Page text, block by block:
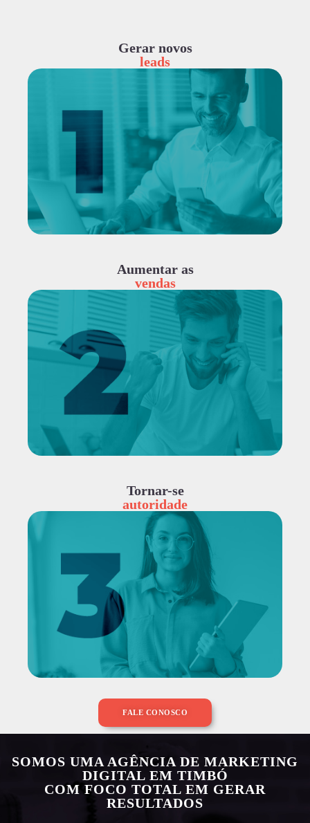
Gerar novos
leads
Aumentar as
vendas
Tornar-se
autoridade
FALE CONOSCO
SOMOS UMA AGÊNCIA DE MARKETING
DIGITAL EM TIMBÓ
COM FOCO TOTAL EM GERAR
RESULTADOS